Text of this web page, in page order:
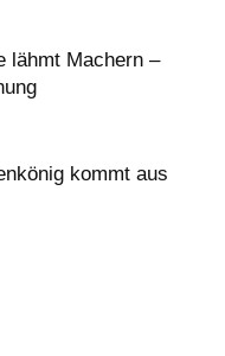
lähmt Machern –
kommt aus